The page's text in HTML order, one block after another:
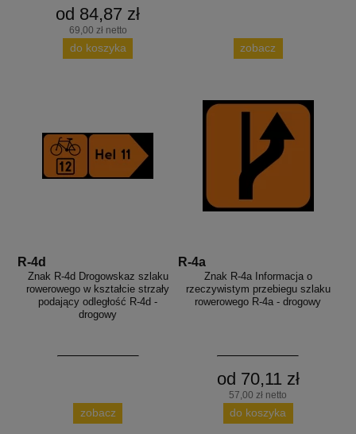
od 84,87 zł
69,00 zł netto
do koszyka zobacz
R-4d
Znak R-4d Drogowskaz szlaku
rowerowego w kształcie strzały
podający odległość R-4d -
drogowy
zobacz
R-4a
Znak R-4a Informacja o
rzeczywistym przebiegu szlaku
rowerowego R-4a - drogowy
od 70,11 zł
57,00 zł netto
do koszyka